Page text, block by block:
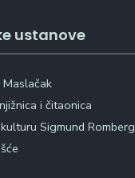
ustanove
i čitaonica
Sigmund Romberg